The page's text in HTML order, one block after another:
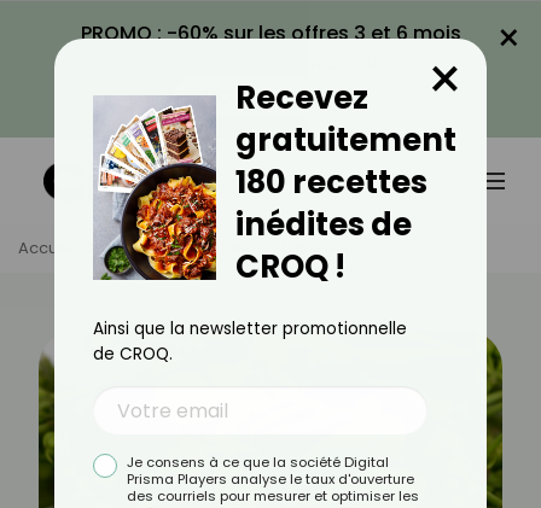
PROMO : -60% sur les offres 3 et 6 mois
VOIR LA PROMO
×
Accueil Actus Bien-Être Les Bienfaits Du Séné
Recevez
gratuitement
180 recettes
inédites de
CROQ !
×
Ainsi que la newsletter promotionnelle
de CROQ.
Je consens à ce que la société Digital
Prisma Players analyse le taux d'ouverture
des courriels pour mesurer et optimiser les